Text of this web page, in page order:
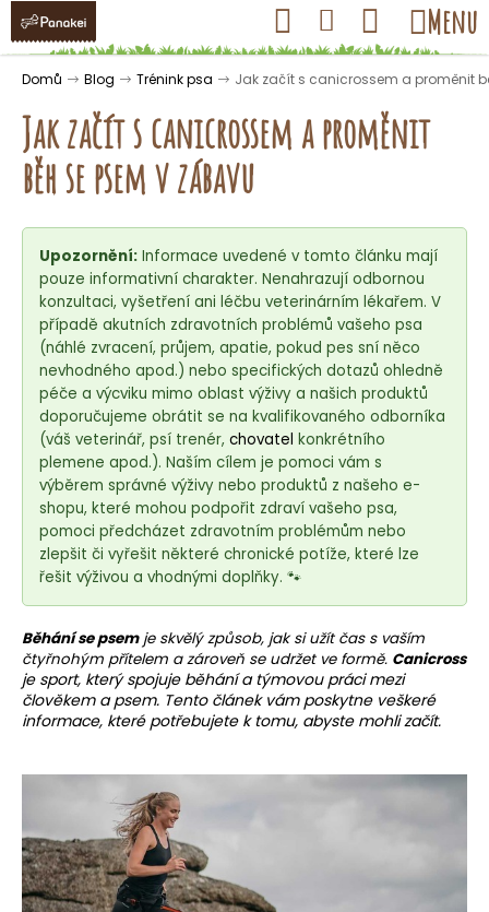
Přejít
obsah
Hledat Přihlášení
Nákupní
košík
Menu
Domů Blog Trénink psa Jak začít s canicrossem a proměnit
Jak začít s canicrossem a proměnit
běh se psem v zábavu
Upozornění: Informace uvedené v tomto článku mají
pouze informativní charakter. Nenahrazují odbornou
konzultaci, vyšetření ani léčbu veterinárním lékařem. V
případě akutních zdravotních problémů vašeho psa
(náhlé zvracení, průjem, apatie, pokud pes sní něco
nevhodného apod.) nebo specifických dotazů ohledně
péče a výcviku mimo oblast výživy a našich produktů
doporučujeme obrátit se na kvalifikovaného odborníka
(váš veterinář, psí trenér, chovatel konkrétního
plemene apod.). Naším cílem je pomoci vám s
výběrem správné výživy nebo produktů z našeho e-
shopu, které mohou podpořit zdraví vašeho psa,
pomoci předcházet zdravotním problémům nebo
zlepšit či vyřešit některé chronické potíže, které lze
řešit výživou a vhodnými doplňky. 🐾
Běhání se psemje skvělý způsob, jak si užít čas s vaším
čtyřnohým přítelem a zároveň se udržet ve formě. Canicross
je sport, který spojuje běhání a týmovou práci mezi
člověkem a psem. Tento článek vám poskytne veškeré
informace, které potřebujete k tomu, abyste mohli začít.
K
o Zpět
Zpět
o
a
j
í
t
?